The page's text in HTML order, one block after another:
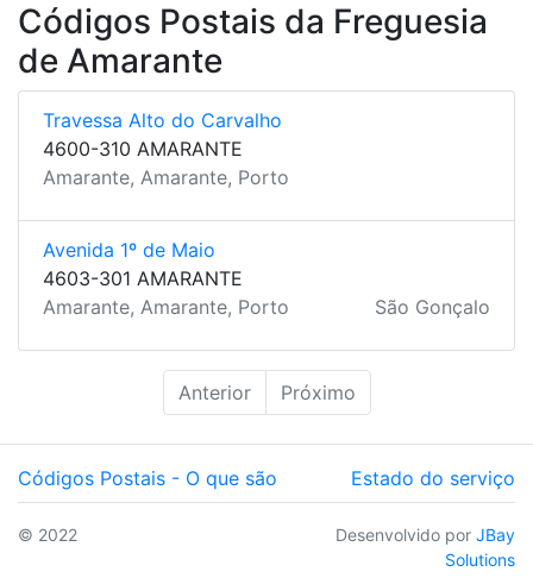
Códigos Postais da Freguesia
de Amarante
Travessa Alto do Carvalho
4600-310 AMARANTE
Amarante, Amarante, Porto
Avenida 1º de Maio
4603-301 AMARANTE
Amarante, Amarante, Porto
São Gonçalo
Anterior Próximo
Códigos Postais - O que são Estado do serviço
© 2022 Desenvolvido por JBay
Solutions